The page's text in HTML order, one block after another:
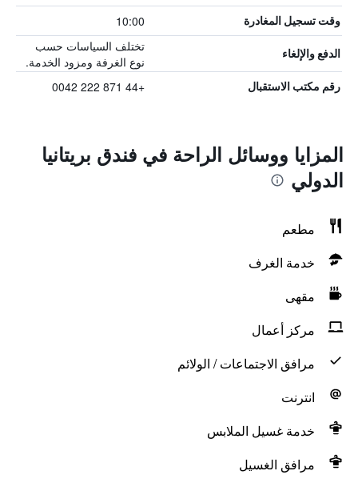
وقت تسجيل المغادرة 10:00
الدفع والإلغاء
تختلف السياسات حسب
نوع الغرفة ومزود الخدمة.
رقم مكتب الاستقبال +44 871 222 0042
المزايا ووسائل الراحة في فندق بريتانيا
الدولي
مطعم
خدمة الغرف
مقهى
مركز أعمال
مرافق الاجتماعات / الولائم
انترنت
خدمة غسيل الملابس
مرافق الغسيل